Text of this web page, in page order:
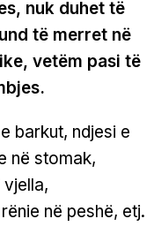
nuk duhet të
të merret në
vetëm pasi të
barkut, ndjesi e
në stomak,
në peshë, etj.